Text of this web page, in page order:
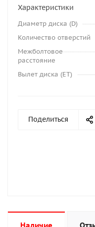
Характеристики
Диаметр диска (D)
Количество отверстий
Межболтовое
расстояние
Вылет диска (ET)
Поделиться